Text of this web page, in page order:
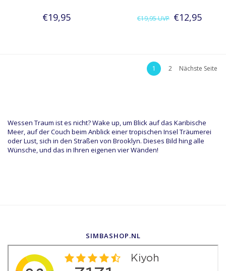
€19,95 €19,95UVP €12,95
1 2 Nächste Seite
Wessen Traum ist es nicht? Wake up, um Blick auf das Karibische
Meer, auf der Couch beim Anblick einer tropischen Insel Träumerei
oder Lust, sich in den Straßen von Brooklyn. Dieses Bild hing alle
Wünsche, und das in Ihren eigenen vier Wänden!
SIMBASHOP.NL